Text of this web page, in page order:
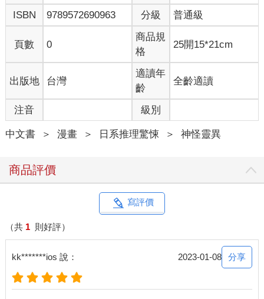
ISBN
9789572690963 分級 普通級
頁數 0
商品規
格
25開15*21cm
出版地 台灣
適讀年
齡
全齡適讀
注音 級別
中文書 ＞ 漫畫 ＞ 日系推理驚悚 ＞ 神怪靈異
商品評價
寫評價
（共 1 則好評）
kk*******ios 說： 2023-01-08 分享